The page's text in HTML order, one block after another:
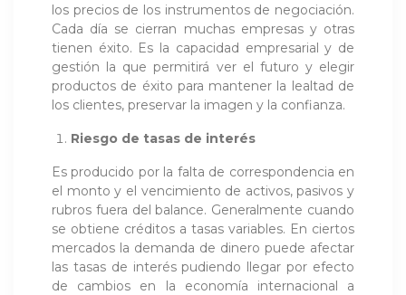
los precios de los instrumentos de negociación.
Cada día se cierran muchas empresas y otras
tienen éxito. Es la capacidad empresarial y de
gestión la que permitirá ver el futuro y elegir
productos de éxito para mantener la lealtad de
los clientes, preservar la imagen y la confianza.
Riesgo de tasas de interés
Es producido por la falta de correspondencia en
el monto y el vencimiento de activos, pasivos y
rubros fuera del balance. Generalmente cuando
se obtiene créditos a tasas variables. En ciertos
mercados la demanda de dinero puede afectar
las tasas de interés pudiendo llegar por efecto
de cambios en la economía internacional a